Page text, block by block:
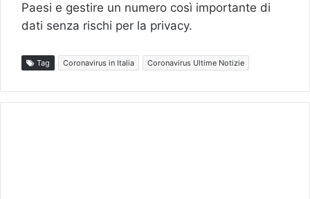
Paesi e gestire un numero così importante di
dati senza rischi per la privacy.
Tag Coronavirus in Italia Coronavirus Ultime Notizie